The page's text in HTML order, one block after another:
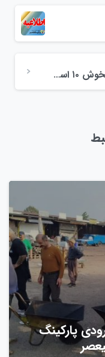
جلسه با دکتر سید کاظم دلخوش ۱۰ اسفندماه ۱۴۰۳
پارکینگ